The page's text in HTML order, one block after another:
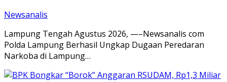
Newsanalis
Lampung Tengah Agustus 2026, —–Newsanalis com
Polda Lampung Berhasil Ungkap Dugaan Peredaran
Narkoba di Lampung…